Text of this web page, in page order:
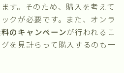
す。そのため、購入を考えて
クが必要です。また、オンラ
のキャンペーンが行われるこ
を見計らって購入するのも一